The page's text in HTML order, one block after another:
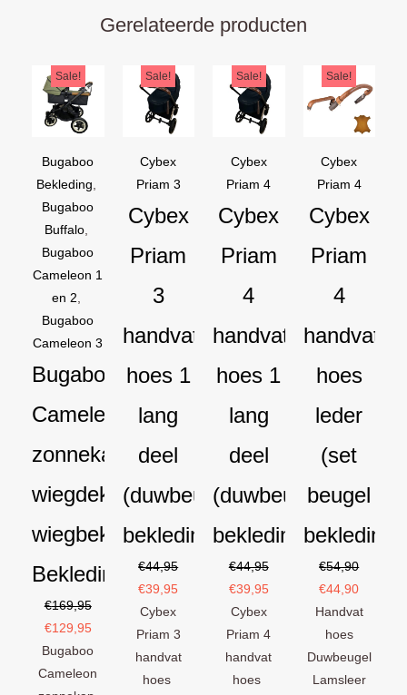
Gerelateerde producten
Sale!
Bugaboo
Bekleding,
Bugaboo
Buffalo,
Bugaboo
Cameleon 1
en 2,
Bugaboo
Cameleon 3
Bugaboo
Cameleon
zonnekap
wiegdekje
wiegbekleding
Bekledingset
€169,95
Oorspronkelijke
prijs
€129,95
prijs
Bugaboo
Cameleon
Sale!
Cybex
Priam 3
Cybex
Priam
3
handvat
hoes 1
lang
deel
(duwbeugel
bekleding)
€44,95
Oorspronkelijke
prijs
€39,95
Huidige
prijs
Cybex
Priam 3
handvat
hoes
Sale!
Cybex
Priam 4
Cybex
Priam
4
handvat
hoes 1
lang
deel
(duwbeugel
bekleding)
€44,95
Oorspronkelijke
prijs
was:
€39,95
Huidige
prijs
is:
Cybex
Priam 4
handvat
hoes
Sale!
Cybex
Priam 4
Cybex
Priam
4
handvat
hoes
leder
(set
beugel
bekleding)
€54,90
prijs
was:
€44,90
prijs
is:
Handvat
hoes
Duwbeugel
Lamsleer